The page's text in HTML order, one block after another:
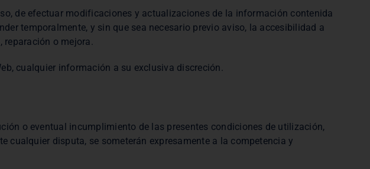
de efectuar modificaciones y actualizaciones de la información contenida
temporalmente, y sin que sea necesario previo aviso, la accesibilidad a
reparación o mejora.
cualquier información a su exclusiva discreción.
o eventual incumplimiento de las presentes condiciones de utilización,
cualquier disputa, se someterán expresamente a la competencia y